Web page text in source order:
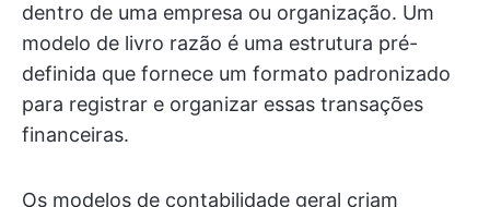
dentro de uma empresa ou organização. Um
modelo de livro razão é uma estrutura pré-
definida que fornece um formato padronizado
para registrar e organizar essas transações
financeiras.
Os modelos de contabilidade geral criam